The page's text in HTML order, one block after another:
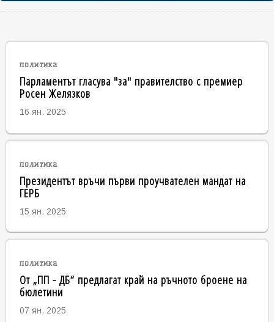
политика
Парламентът гласува "за" правителство с премиер
Росен Желязков
16 ян. 2025
политика
Президентът връчи първи проучвателен мандат на
ГЕРБ
15 ян. 2025
политика
От „ПП - ДБ“ предлагат край на ръчното броене на
бюлетини
07 ян. 2025